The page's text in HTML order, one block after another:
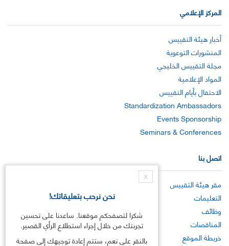
المركز الإعلامي
أخبار هيئة التقييس
المنشورات التوعوية
مجلة التقييس الخليجي
المواد الإعلامية
الاحتفال بأيام التقييس
Standardization Ambassadors
Events Sponsorship
Seminars & Conferences
اتصل بنا
مقر هيئة التقييس
التعليمات
وظائف
المناقصات
خريطة الموقع
X
نحن نرحب بتعليقاتك!
شكرا لتصفحكم موقعنا. ساعدنا على تحسين
تجربتك من خلال إجراء استطلاع الرأي القصير.
بالنقر على نعم، ستتم إعادة توجيهك إلى صفحة